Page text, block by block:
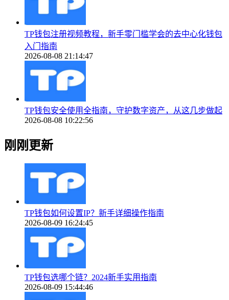
TP钱包注册视频教程，新手零门槛学会的去中心化钱包
入门指南
2026-08-08 21:14:47
TP钱包安全使用全指南，守护数字资产，从这几步做起
2026-08-08 10:22:56
刚刚更新
TP钱包如何设置IP？新手详细操作指南
2026-08-09 16:24:45
TP钱包选哪个链？2024新手实用指南
2026-08-09 15:44:46